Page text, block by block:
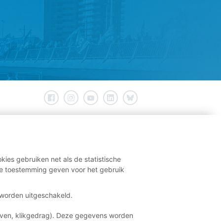
gebruiken net als de statistische
toestemming geven voor het gebruik
uitgeschakeld.
klikgedrag). Deze gegevens worden